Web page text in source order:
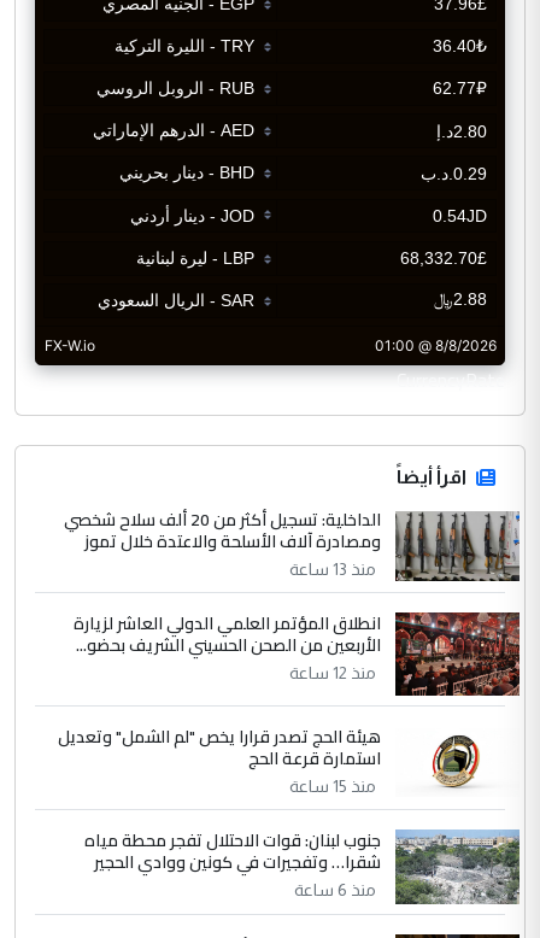
CurrencyRate
اقرأ أيضاً
الداخلية: تسجيل أكثر من 20 ألف سلاح شخصي
ومصادرة آلاف الأسلحة والاعتدة خلال تموز
منذ 13 ساعة
انطلاق المؤتمر العلمي الدولي العاشر لزيارة
الأربعين من الصحن الحسيني الشريف بحضو...
منذ 12 ساعة
هيئة الحج تصدر قرارا يخص "لم الشمل" وتعديل
استمارة قرعة الحج
منذ 15 ساعة
جنوب لبنان: قوات الاحتلال تفجر محطة مياه
شقرا… وتفجيرات في كونين ووادي الحجير
منذ 6 ساعة